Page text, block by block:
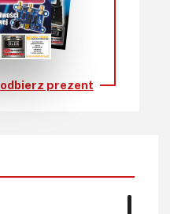
odbierz prezent